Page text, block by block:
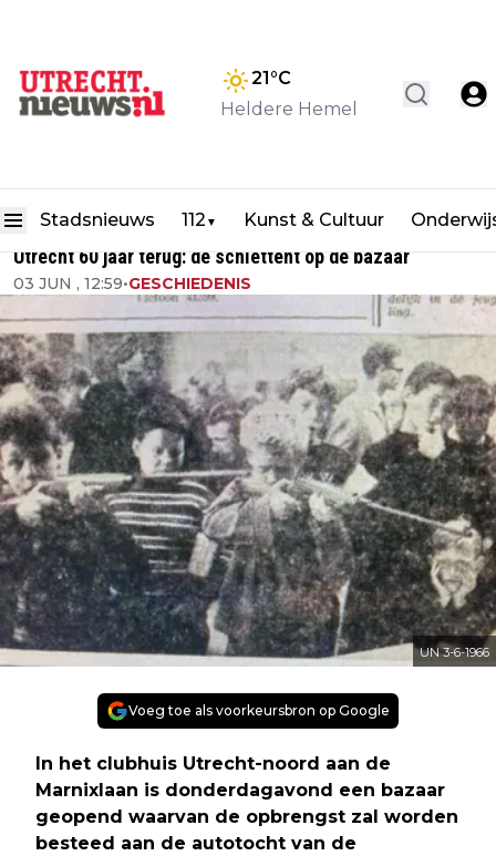
21°C
Heldere Hemel
Stadsnieuws 112 ▼ Kunst & Cultuur
Utrecht 60 jaar terug: de schiettent op de bazaar
03 JUN , 12:59•GESCHIEDENIS
UN 3-6-1966
Voeg toe als voorkeursbron op Google
In het clubhuis Utrecht-noord aan de
Marnixlaan is donderdagavond een bazaar
geopend waarvan de opbrengst zal worden
besteed aan de autotocht van de